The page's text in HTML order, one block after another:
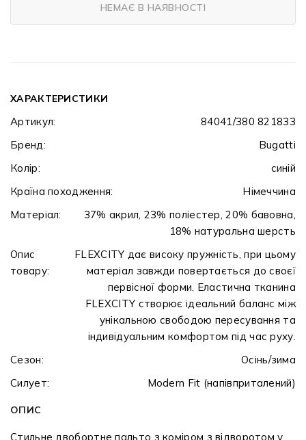
НЕМАЄ В НАЯВНОСТІ
ХАРАКТЕРИСТИКИ
Артикул:
84041/380 821833
Бренд:
Bugatti
Колір:
синій
Країна походження:
Німеччина
Матеріал:
37% акрил, 23% поліестер, 20% бавовна,
18% натуральна шерсть
Опис
товару:
FLEXCITY дає високу пружність, при цьому
матеріал завжди повертається до своєї
первісної форми. Еластична тканина
FLEXCITY створює ідеальний баланс між
унікальною свободою пересування та
індивідуальним комфортом під час руху.
Сезон:
Осінь/зима
Силует:
Modern Fit (напівприталений)
ОПИС
Стильне двобортне пальто з коміром з відворотом у